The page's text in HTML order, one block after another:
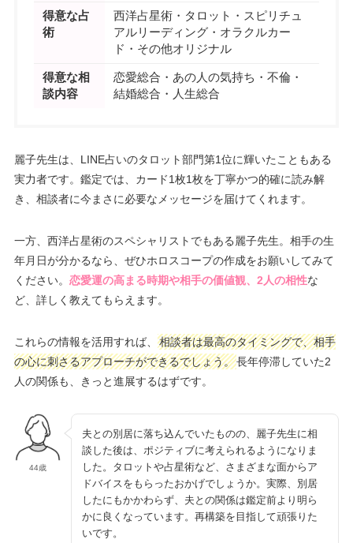
得意な占
術
西洋占星術・タロット・スピリチュ
アルリーディング・オラクルカー
ド・その他オリジナル
得意な相
談内容
恋愛総合・あの人の気持ち・不倫・
結婚総合・人生総合
麗子先生は、LINE占いのタロット部門第1位に輝いたこともある
実力者です。鑑定では、カード1枚1枚を丁寧かつ的確に読み解
き、相談者に今まさに必要なメッセージを届けてくれます。
一方、西洋占星術のスペシャリストでもある麗子先生。相手の生
年月日が分かるなら、ぜひホロスコープの作成をお願いしてみて
ください。 恋愛運の高まる時期や相手の価値観、2人の相性な
ど、詳しく教えてもらえます。
これらの情報を活用すれば、
相談者は最高のタイミングで、相手
の心に刺さるアプローチができるでしょう。長年停滞していた2
人の関係も、きっと進展するはずです。
44歳
夫との別居に落ち込んでいたものの、麗子先生に相
談した後は、ポジティブに考えられるようになりま
した。タロットや占星術など、さまざまな面からア
ドバイスをもらったおかげでしょうか。実際、別居
したにもかかわらず、夫との関係は鑑定前より明ら
かに良くなっています。再構築を目指して頑張りた
いです。